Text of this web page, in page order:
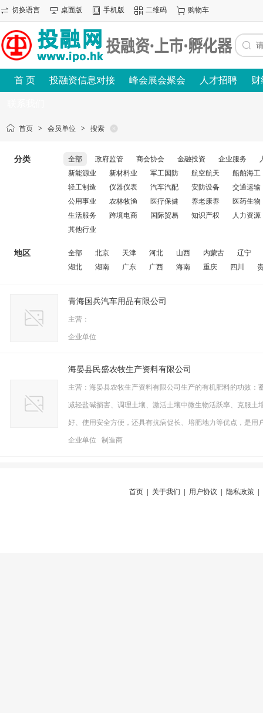
切换语言 桌面版 手机版 二维码 购物车
首 页 投融资信息对接 峰会展会聚会 人才招聘 财
首页 > 会员单位 > 搜索
分类 全部 政府监管 商会协会 金融投资 企业服务
新能源业
新材料业 军工国防 航空航天
船舶海工
轻工制造
仪器仪表 汽车汽配 安防设备
交通运输
公用事业
农林牧渔 医疗保健 养老康养
医药生物
生活服务
跨境电商 国际贸易 知识产权
人力资源
其他行业
地区 全部 北京 天津 河北 山西 内蒙古
辽宁
湖北
湖南 广东 广西 海南 重庆 四川
青海国兵汽车用品有限公司
主营：
企业单位
海晏县民盛农牧生产资料有限公司
主营：海晏县农牧生产资料有限公司生产的有机肥料的功效
减轻盐碱损害、调理土壤、激活土壤中微生物活跃率、克服
好、使用安全方便，还具有抗病促长、培肥地力等优点，是用
企业单位 制造商
首页 关于我们 用户协议 隐私政策